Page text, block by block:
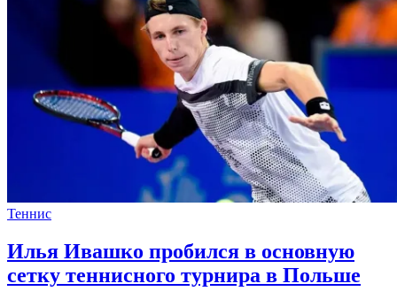
Теннис
Илья Ивашко пробился в основную
сетку теннисного турнира в Польше